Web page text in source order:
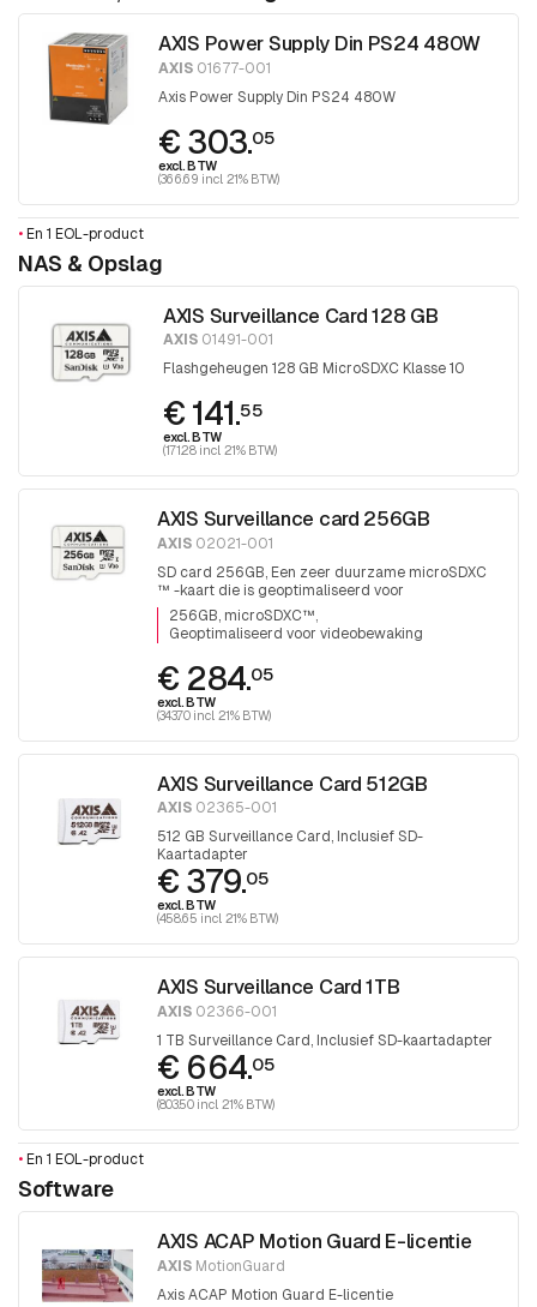
AXIS Power Supply Din PS24 480W
AXIS 01677-001
Axis Power Supply Din PS24 480W
€ 303.05
excl. BTW
(366.69 incl. 21% BTW)
• En 1 EOL-product
NAS & Opslag
AXIS Surveillance Card 128 GB
AXIS01491-001
Flashgeheugen 128 GB MicroSDXC Klasse 10
€ 141.55
excl. BTW
(171.28 incl. 21% BTW)
AXIS Surveillance card 256GB
AXIS 02021-001
SD card 256GB, Een zeer duurzame microSDXC
™ -kaart die is geoptimaliseerd voor
videobewaking.
256GB, microSDXC™
Geoptimaliseerd voor videobewaking
€ 284.05
excl. BTW
(343.70 incl. 21% BTW)
AXIS Surveillance Card 512GB
AXIS 02365-001
512 GB Surveillance Card, Inclusief SD-
Kaartadapter
€ 379.05
excl. BTW
(458.65 incl. 21% BTW)
AXIS Surveillance Card 1TB
AXIS 02366-001
1 TB Surveillance Card, Inclusief SD-kaartadapter
€ 664.05
excl. BTW
(803.50 incl. 21% BTW)
• En 1 EOL-product
Software
AXIS ACAP Motion Guard E-licentie
AXIS MotionGuard
Axis ACAP Motion Guard E-licentie